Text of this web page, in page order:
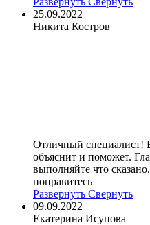
25.09.2022
Никита Костров
Отличный специалист!
объяснит и поможет.
выполняйте что
поправитесь
Развернуть Свернуть
09.09.2022
Екатерина Исупова